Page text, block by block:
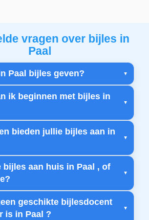
vragen over bijles in
Paal
Paal bijles geven?
ik beginnen met bijles in
bieden jullie bijles aan in
bijles aan huis in Paal , of
geschikte bijlesdocent
is in Paal ?